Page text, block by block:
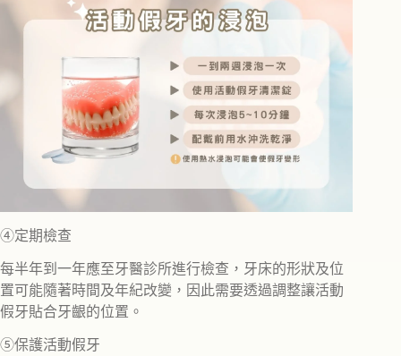
④定期檢查
每半年到一年應至牙醫診所進行檢查，牙床的形狀及位
置可能隨著時間及年紀改變，因此需要透過調整讓活動
假牙貼合牙齦的位置。
⑤保護活動假牙